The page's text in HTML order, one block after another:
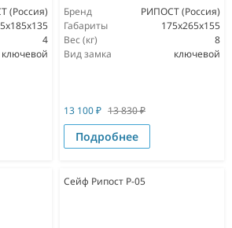
(Россия)
4
ключевой
Бренд
РИПОСТ (Россия)
Габариты
175x265x155
Вес (кг)
8
Вид замка
ключевой
13 100₽ 13 830₽
Подробнее
Сейф Рипост Р-05